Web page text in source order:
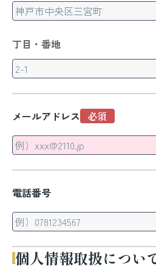
丁目・番地
メールアドレス
電話番号
個人情報取扱につい